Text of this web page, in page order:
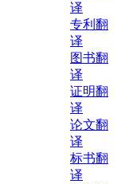
译
专利翻
译
图书翻
译
证明翻
译
论文翻
译
标书翻
译